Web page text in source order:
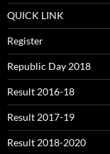
QUICK LINK
Register
Republic Day 2018
Result 2016-18
Result 2017-19
Result 2018-2020